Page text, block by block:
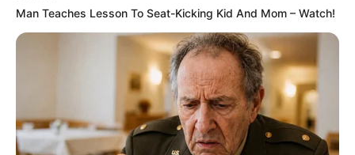
Langka Banget! 10 Pose Lucu
Katak yang Bikin Ketawa
Man Teaches Lesson To Seat-Kicking Kid And Mom – Watch!